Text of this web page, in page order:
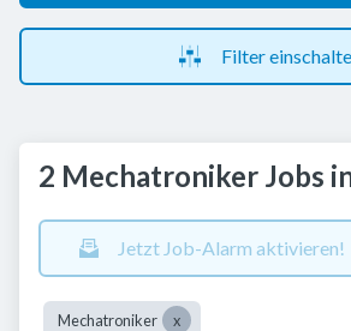
Filter
2 Mechatroniker Jobs
Jetzt Job-Alarm aktivieren!
Mechatroniker